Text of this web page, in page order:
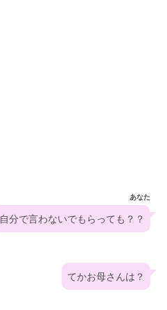
あなた
自分で言わないでもらっても？？
てかお母さんは？